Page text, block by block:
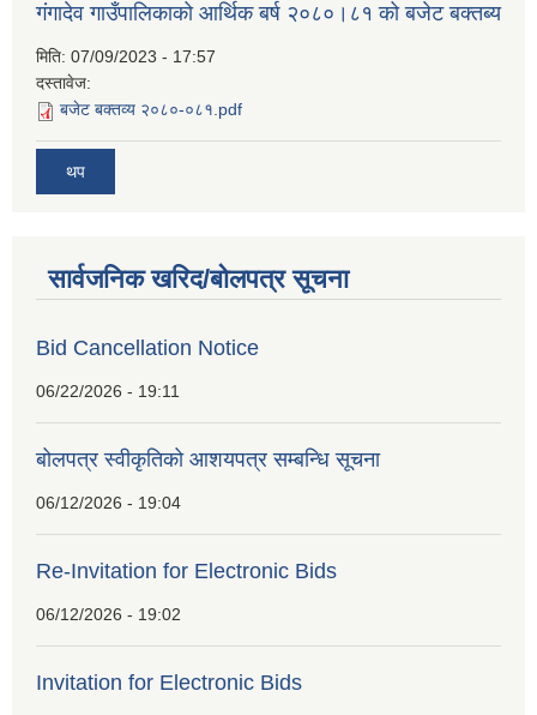
गंगादेव गाउँपालिकाको आर्थिक बर्ष २०८०।८१ को बजेट बक्तब्य
मिति: 07/09/2023 - 17:57
दस्तावेज:
बजेट बक्तव्य २०८०-०८१.pdf
थप
सार्वजनिक खरिद/बोलपत्र सूचना
Bid Cancellation Notice
06/22/2026 - 19:11
बोलपत्र स्वीकृतिको आशयपत्र सम्बन्धि सूचना
06/12/2026 - 19:04
Re-Invitation for Electronic Bids
06/12/2026 - 19:02
Invitation for Electronic Bids